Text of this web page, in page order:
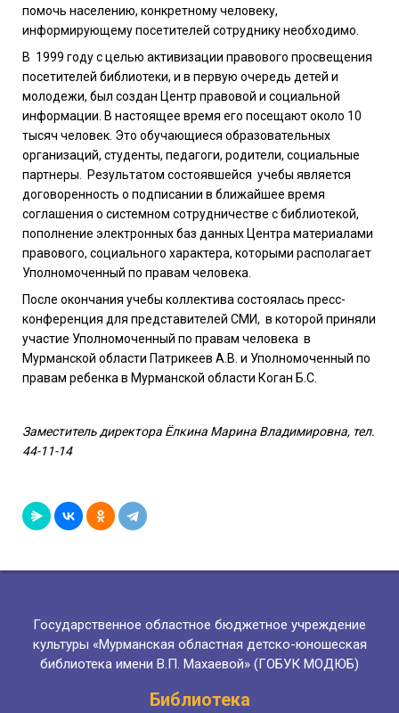
помочь населению, конкретному человеку,
информирующему посетителей сотруднику необходимо.
В 1999 году с целью активизации правового просвещения
посетителей библиотеки, и в первую очередь детей и
молодежи, был создан Центр правовой и социальной
информации. В настоящее время его посещают около 10
тысяч человек. Это обучающиеся образовательных
организаций, студенты, педагоги, родители, социальные
партнеры. Результатом состоявшейся учебы является
договоренность о подписании в ближайшее время
соглашения о системном сотрудничестве с библиотекой,
пополнение электронных баз данных Центра материалами
правового, социального характера, которыми располагает
Уполномоченный по правам человека.
После окончания учебы коллектива состоялась пресс-
конференция для представителей СМИ, в которой приняли
участие Уполномоченный по правам человека в
Мурманской области Патрикеев А.В. и Уполномоченный по
правам ребенка в Мурманской области Коган Б.С.
Заместитель директора Ёлкина Марина Владимировна, тел.
44-11-14
Государственное областное бюджетное учреждение
культуры «Мурманская областная детско-юношеская
библиотека имени В.П. Махаевой» (ГОБУК МОДЮБ)
Библиотека